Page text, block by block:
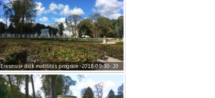
Erasmus+ diák mobilitás program -2018-09-30- 20